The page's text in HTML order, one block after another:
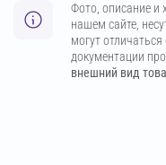
Фото, описание и
нашем сайте,
могут
документации
внешний вид